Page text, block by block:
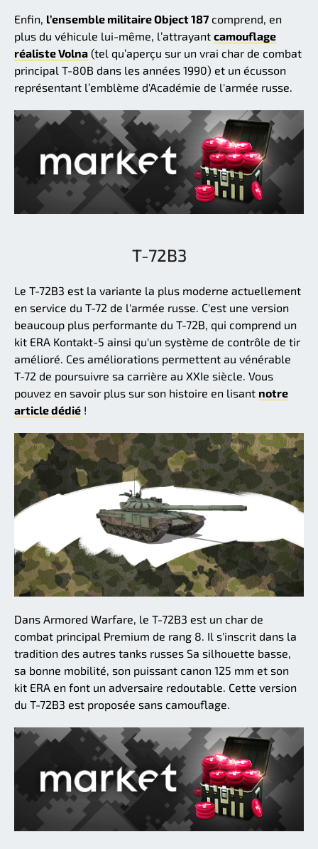
Enfin, l’ensemble militaire Object 187 comprend, en
plus du véhicule lui-même, l’attrayant camouflage
réaliste Volna (tel qu’aperçu sur un vrai char de combat
principal T-80B dans les années 1990) et un écusson
représentant l’emblème d'Académie de l'armée russe.
T-72B3
Le T-72B3 est la variante la plus moderne actuellement
en service du T-72 de l'armée russe. C'est une version
beaucoup plus performante du T-72B, qui comprend un
kit ERA Kontakt-5 ainsi qu'un système de contrôle de tir
amélioré. Ces améliorations permettent au vénérable
T-72 de poursuivre sa carrière au XXIe siècle. Vous
pouvez en savoir plus sur son histoire en lisant notre
article dédié !
Dans Armored Warfare, le T-72B3 est un char de
combat principal Premium de rang 8. Il s'inscrit dans la
tradition des autres tanks russes Sa silhouette basse,
sa bonne mobilité, son puissant canon 125 mm et son
kit ERA en font un adversaire redoutable. Cette version
du T-72B3 est proposée sans camouflage.